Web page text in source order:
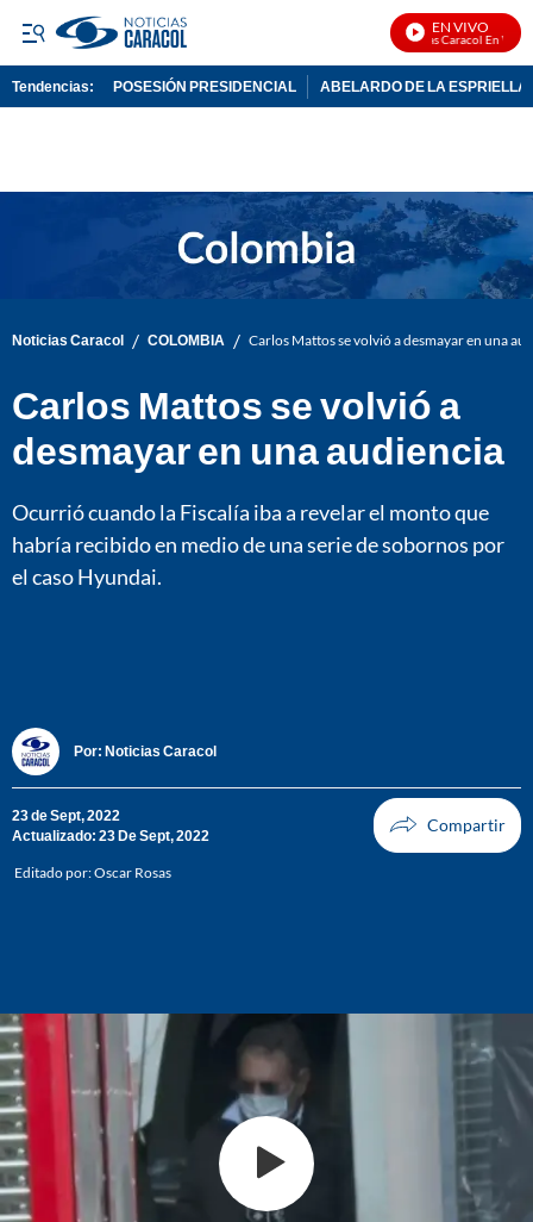
EN VIVO
Noticias Caracol En Vivo
Tendencias: POSESIÓN PRESIDENCIAL ABELARDO DE LA ESPRIELLA
Noticias Caracol / COLOMBIA / Carlos Mattos se volvió a desmayar en una
Carlos Mattos se volvió a
desmayar en una audiencia
Ocurrió cuando la Fiscalía iba a revelar el monto que
habría recibido en medio de una serie de sobornos por
el caso Hyundai.
Por: Noticias Caracol
23 de Sept, 2022
Actualizado: 23 De Sept, 2022
Editado por:Oscar Rosas